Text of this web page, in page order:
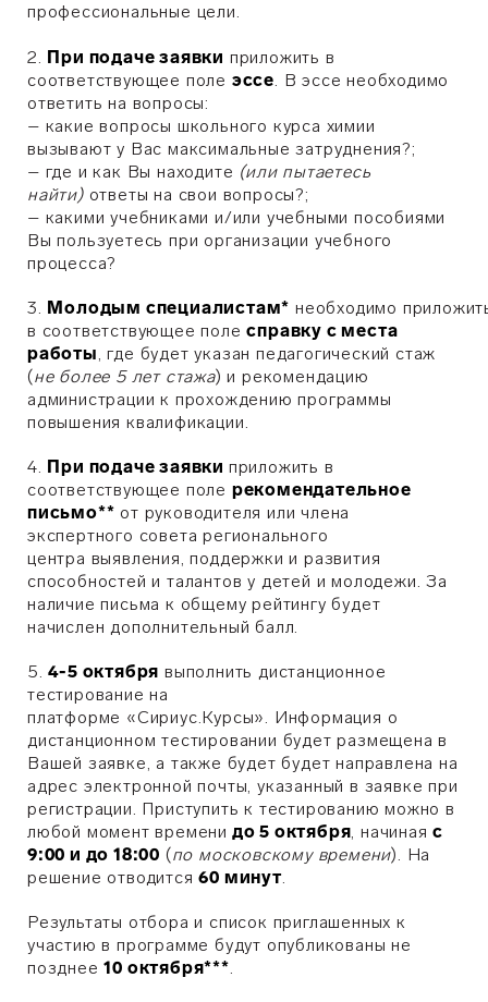
профессиональные цели.
2. При подаче заявки приложить в
соответствующее поле эссе. В эссе необходимо
ответить на вопросы:
– какие вопросы школьного курса химии
вызывают у Вас максимальные затруднения?;
– где и как Вы находите (или пытаетесь
найти)ответы на свои вопросы?;
– какими учебниками и/или учебными пособиями
Вы пользуетесь при организации учебного
процесса?
3. Молодым специалистам* необходимо
в соответствующее полесправку с места
работы, где будет указан педагогический стаж
(не более 5 лет стажа) и рекомендацию
администрации к прохождению программы
повышения квалификации.
4. При подаче заявки приложить в
соответствующее поле рекомендательное
письмо** от руководителя или члена
экспертного совета регионального
центра выявления, поддержки и развития
способностей и талантов у детей и молодежи. За
наличие письма к общему рейтингу будет
начислен дополнительный балл.
5.4-5 октября выполнить дистанционное
тестирование на
платформе «Сириус.Курсы». Информация о
дистанционном тестировании будет размещена в
Вашей заявке, а также будет будет направлена на
адрес электронной почты, указанный в заявке при
регистрации. Приступить к тестированию можно в
любой момент времени до 5 октября, начинаяс
9:00 и до 18:00 (по московскому времени). На
решение отводится60 минут.
Результаты отбора и список приглашенных к
участию в программе будут опубликованы не
позднее10 октября***.